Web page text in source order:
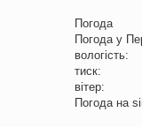
Погода
Погода у
вологість:
тиск:
вітер:
Погода на